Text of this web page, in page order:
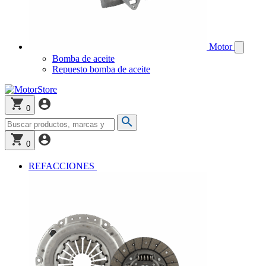
Motor
Bomba de aceite
Repuesto bomba de aceite
0
0
REFACCIONES